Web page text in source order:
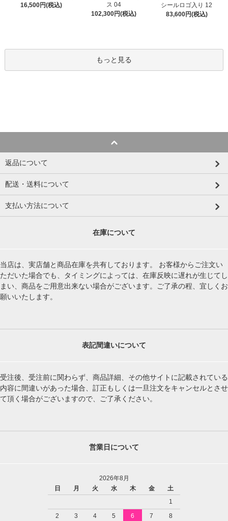
16,500円(税込)
ス 04
102,300円(税込)
シールロゴ入り 12
83,600円(税込)
もっと見る
返品について
配送・送料について
支払い方法について
在庫について
当店は、実店舗と商品在庫を共有しております。 お客様からご注文い
ただいた場合でも、タイミングによっては、在庫反映に遅れが生じてし
まい、商品をご用意出来ない場合がございます。ご了承の程、宜しくお
願いいたします。
表記間違いについて
受注後、受注前に関わらず、商品詳細、その他サイトに記載されている
内容に間違いがあった場合、訂正もしくは一旦注文をキャンセルとさせ
て頂く場合がございますので、ご了承ください。
営業日について
2026年8月
日
月 火 水 木 金
土
1
2
3 4 5 6 7
8